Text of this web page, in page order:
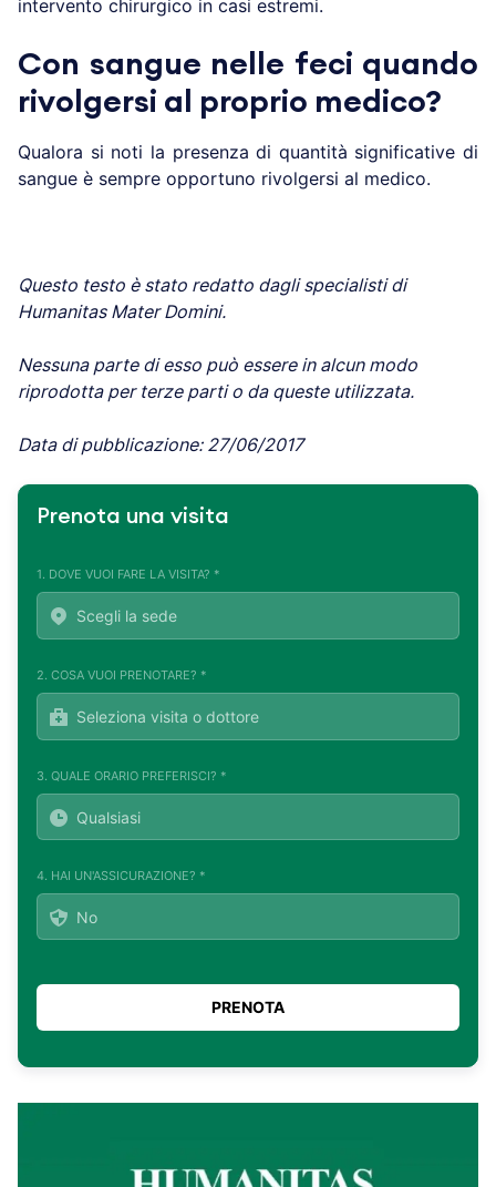
intervento chirurgico in casi estremi.
Con sangue nelle feci quando
rivolgersi al proprio medico?
Qualora si noti la presenza di quantità significative di
sangue è sempre opportuno rivolgersi al medico.
Questo testo è stato redatto dagli specialisti di
Humanitas Mater Domini.
Nessuna parte di esso può essere in alcun modo
riprodotta per terze parti o da queste utilizzata.
Data di pubblicazione: 27/06/2017
Prenota una visita
1. DOVE VUOI FARE LA VISITA? *
2. COSA VUOI PRENOTARE? *
3. QUALE ORARIO PREFERISCI? *
4. HAI UN'ASSICURAZIONE? *